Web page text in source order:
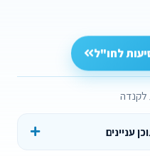
לחו"ל
לקנדה
עניינים